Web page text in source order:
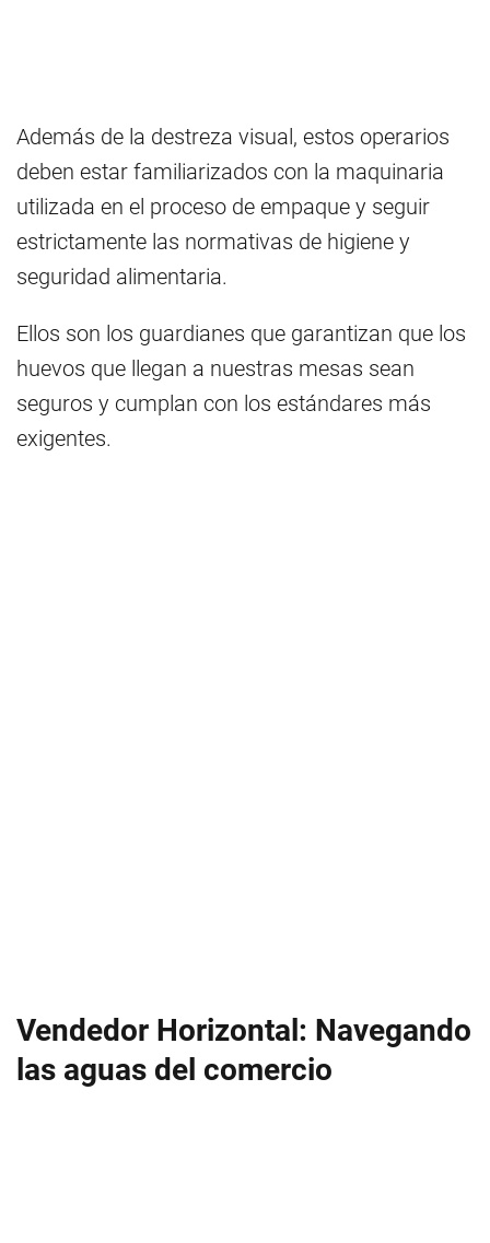
Además de la destreza visual, estos operarios
deben estar familiarizados con la maquinaria
utilizada en el proceso de empaque y seguir
estrictamente las normativas de higiene y
seguridad alimentaria.
Ellos son los guardianes que garantizan que los
huevos que llegan a nuestras mesas sean
seguros y cumplan con los estándares más
exigentes.
Vendedor Horizontal: Navegando
las aguas del comercio